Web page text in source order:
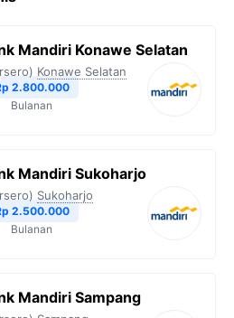
Mandiri Konawe Selatan
Konawe Selatan
2.800.000
Bulanan
Mandiri Sukoharjo
Sukoharjo
2.500.000
Bulanan
Mandiri Sampang